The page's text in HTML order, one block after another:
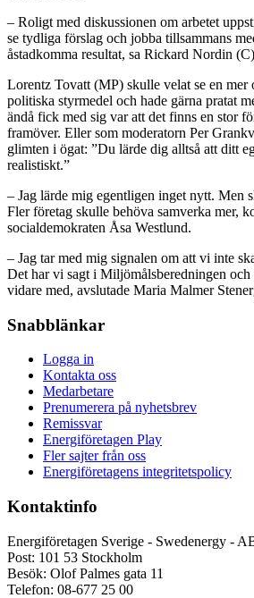
– Roligt med diskussionen om arbetet
se tydliga förslag och jobba tillsammans
åstadkomma resultat, sa Rickard Nordin
Lorentz Tovatt (MP) skulle velat se en
politiska styrmedel och hade gärna pratat
ändå fick med sig var att det finns en stor
framöver. Eller som moderatorn Per
glimten i ögat: ”Du lärde dig alltså att ditt
realistiskt.”
– Jag lärde mig egentligen inget nytt. Men
Fler företag skulle behöva samverka mer,
socialdemokraten Åsa Westlund.
– Jag tar med mig signalen om att vi inte
Det har vi sagt i Miljömålsberedningen och
vidare med, avslutade Maria Malmer
Snabblänkar
Logga in
Kontakta oss
Medarbetare
Prenumerera på nyhetsbrev
Remissvar
Energiföretagen Play
Fler sajter från oss
Energiföretagens integritetspolicy
Kontaktinfo
Energiföretagen Sverige - Swedenergy -
Post: 101 53 Stockholm
Besök: Olof Palmes gata 11
Telefon: 08-677 25 00